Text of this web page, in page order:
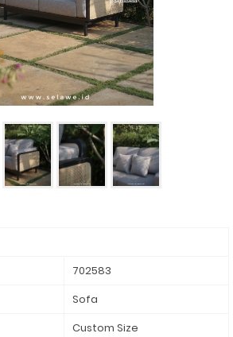
702583
Sofa
Custom Size